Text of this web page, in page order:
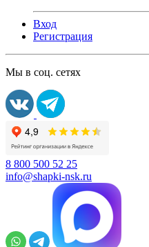
Вход
Регистрация
Мы в соц. сетях
8 800 500 52 25
info@shapki-nsk.ru